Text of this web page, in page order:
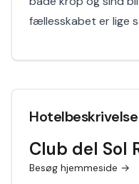
fællesskabet er lige
Hotelbeskrivelse
Club del Sol
Besøg hjemmeside →